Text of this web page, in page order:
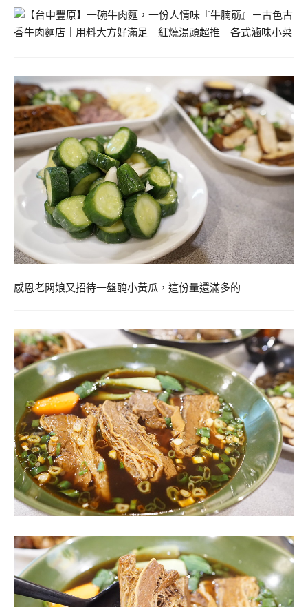
感恩老闆娘又招待一盤醃小黃瓜，這份量還滿多的